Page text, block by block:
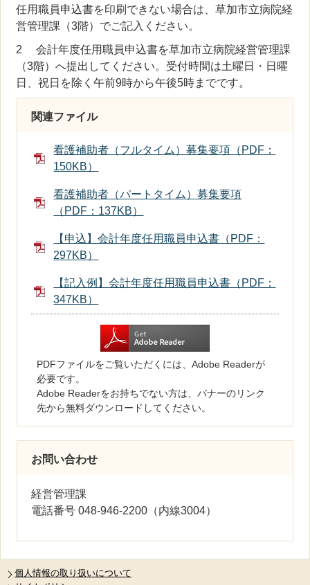
任用職員申込書を印刷できない場合は、草加市立病院経
営管理課（3階）でご記入ください。
2 会計年度任用職員申込書を草加市立病院経営管理課
（3階）へ提出してください。受付時間は土曜日・日曜
日、祝日を除く午前9時から午後5時までです。
関連ファイル
看護補助者（フルタイム）募集要項（PDF：
150KB）
看護補助者（パートタイム）募集要項
（PDF：137KB）
【申込】会計年度任用職員申込書（PDF：
297KB）
【記入例】会計年度任用職員申込書（PDF：
347KB）
PDFファイルをご覧いただくには、Adobe Readerが
必要です。
Adobe Readerをお持ちでない方は、バナーのリンク
先から無料ダウンロードしてください。
お問い合わせ
経営管理課
電話番号 048-946-2200（内線3004）
個人情報の取り扱いについて